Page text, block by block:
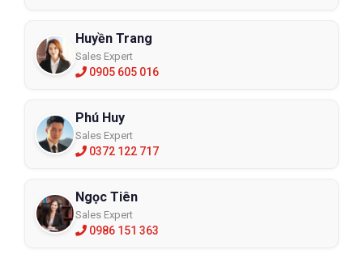
Huyền Trang
Sales Expert
0905 605 016
Phú Huy
Sales Expert
0372 122 717
Ngọc Tiên
Sales Expert
0986 151 363